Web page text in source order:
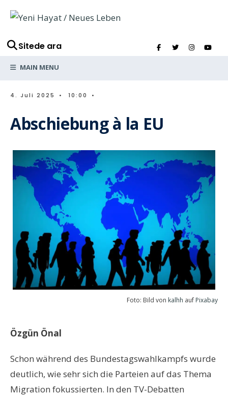
Sitede ara
MAIN MENU
4. Juli 2025 • 10:00 •
Abschiebung à la EU
Foto: Bild von kalhh auf Pixabay
Özgün Önal
Schon während des Bundestagswahlkampfs wurde
deutlich, wie sehr sich die Parteien auf das Thema
Migration fokussierten. In den TV-Debatten